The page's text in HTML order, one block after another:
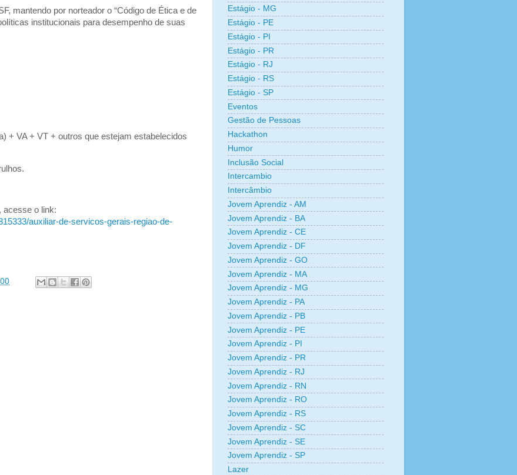
mantendo por norteador o “Código de Ética e de
institucionais para desempenho de suas
+ VA + VT + outros que estejam estabelecidos
acesse o link:
auxiliar-de-servicos-gerais-regiao-de-
Estágio - MG
Estágio - PE
Estágio - PI
Estágio - PR
Estágio - RJ
Estágio - RS
Estágio - SP
Eventos
Gestão de Pessoas
Hackathon
Humor
Inclusão Social
Intercambio
Intercâmbio
Jovem Aprendiz - AM
Jovem Aprendiz - BA
Jovem Aprendiz - CE
Jovem Aprendiz - DF
Jovem Aprendiz - GO
Jovem Aprendiz - MA
Jovem Aprendiz - MG
Jovem Aprendiz - PA
Jovem Aprendiz - PB
Jovem Aprendiz - PE
Jovem Aprendiz - PI
Jovem Aprendiz - PR
Jovem Aprendiz - RJ
Jovem Aprendiz - RN
Jovem Aprendiz - RO
Jovem Aprendiz - RS
Jovem Aprendiz - SC
Jovem Aprendiz - SE
Jovem Aprendiz - SP
Lazer